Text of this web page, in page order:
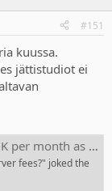
#151
kuussa.
jättistudiot ei
the service go down no matter what'
fees?" joked the